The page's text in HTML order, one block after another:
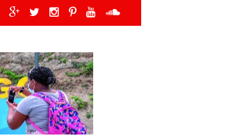
»IDOPPRIL orienta a asistentes en Expo Vega 2026